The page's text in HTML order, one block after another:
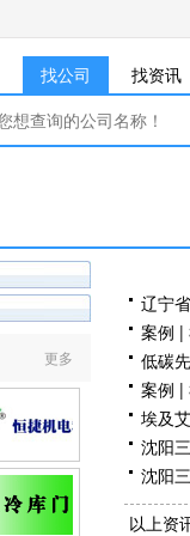
找公司 找资讯
更多
辽宁
重工
案例 |
低碳
荐目
案例 |
埃及
团
沈阳
沈阳
同心
以上资